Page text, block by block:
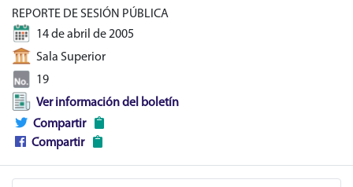
REPORTE DE SESIÓN PÚBLICA
14 de abril de 2005
Sala Superior
19
Ver información del boletín
Compartir
Compartir